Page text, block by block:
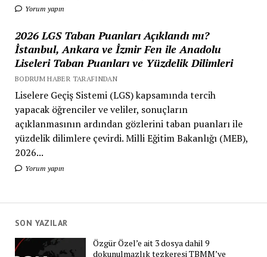
Yorum yapın
2026 LGS Taban Puanları Açıklandı mı?
İstanbul, Ankara ve İzmir Fen ile Anadolu
Liseleri Taban Puanları ve Yüzdelik Dilimleri
BODRUM HABER TARAFINDAN
Liselere Geçiş Sistemi (LGS) kapsamında tercih
yapacak öğrenciler ve veliler, sonuçların
açıklanmasının ardından gözlerini taban puanları ile
yüzdelik dilimlere çevirdi. Milli Eğitim Bakanlığı (MEB),
2026...
Yorum yapın
SON YAZILAR
Özgür Özel’e ait 3 dosya dahil 9
dokunulmazlık tezkeresi TBMM’ye